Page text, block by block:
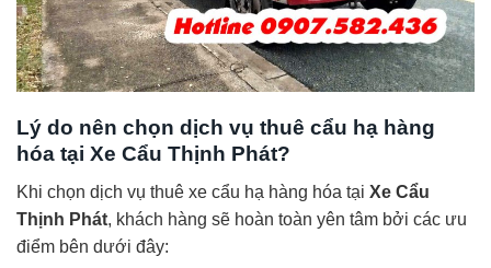
Lý do nên chọn dịch vụ thuê cẩu hạ hàng
hóa tại Xe Cẩu Thịnh Phát?
Khi chọn dịch vụ thuê xe cẩu hạ hàng hóa tại Xe Cẩu
Thịnh Phát, khách hàng sẽ hoàn toàn yên tâm bởi các ưu
điểm bên dưới đây: